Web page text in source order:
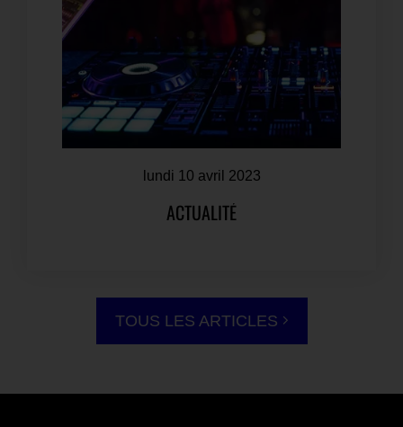
lundi 10 avril 2023
ACTUALITÉ
TOUS LES ARTICLES